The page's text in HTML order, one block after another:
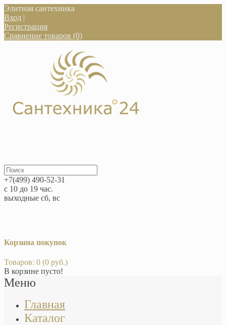
Элитная сантехника
Вход |
Регистрация
Сравнение товаров (0)
+7(499) 490-52-31
с 10 до 19 час.
выходные сб, вс
Корзина покупок
Товаров: 0 (0 руб.)
В корзине пусто!
Меню
Главная
Каталог